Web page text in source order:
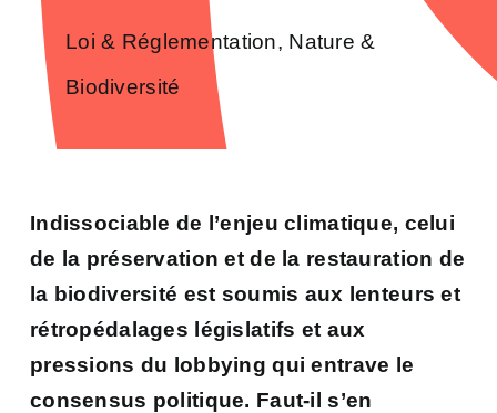
Loi & Réglementation, Nature &
Biodiversité
Indissociable de l’enjeu climatique, celui
de la préservation et de la restauration de
la biodiversité est soumis aux lenteurs et
rétropédalages législatifs et aux
pressions du lobbying qui entrave le
consensus politique. Faut-il s’en